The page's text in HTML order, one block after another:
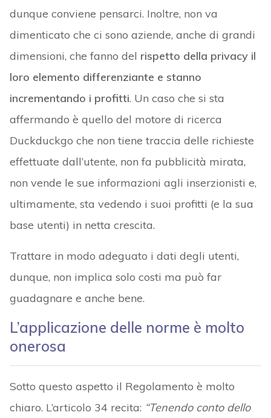
dunque conviene pensarci. Inoltre, non va
dimenticato che ci sono aziende, anche di grandi
dimensioni, che fanno del rispetto della privacy il
loro elemento differenziante e stanno
incrementando i profitti. Un caso che si sta
affermando è quello del motore di ricerca
Duckduckgo che non tiene traccia delle richieste
effettuate dall’utente, non fa pubblicità mirata,
non vende le sue informazioni agli inserzionisti e,
ultimamente, sta vedendo i suoi profitti (e la sua
base utenti) in netta crescita.
Trattare in modo adeguato i dati degli utenti,
dunque, non implica solo costi ma può far
guadagnare e anche bene.
L’applicazione delle norme è molto
onerosa
Sotto questo aspetto il Regolamento è molto
chiaro. L’articolo 34 recita: “Tenendo conto dello